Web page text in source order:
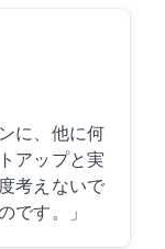
に、他に何
アップと実
考えないで
です。」